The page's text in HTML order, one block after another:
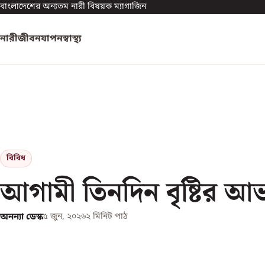
বাংলাদেশের অন্যতম নারী বিষয়ক ম্যাগাজিন
নারীজীবনযাপনস্বাস্থ্য
বিবিধ
আগামী তিনদিন বৃষ্টির
অনন্যা ডেস্ক৫ জুন, ২০২৬২ মিনিট পাঠ